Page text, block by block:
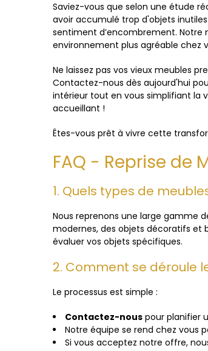
Saviez-vous que selon une étude
avoir accumulé trop d'objets
sentiment d’encombrement. Notre
environnement plus agréable chez
Ne laissez pas vos vieux meubles
Contactez-nous dès aujourd'hui
intérieur tout en vous simplifiant la
accueillant !
Êtes-vous prêt à vivre cette
FAQ - Reprise de
1. Quels types de
Nous reprenons une large gamme
modernes, des objets décoratifs et
évaluer vos objets spécifiques.
2. Comment se déroule
Le processus est simple :
Contactez-nous pour planifier
Notre équipe se rend chez vous
Si vous acceptez notre offre,